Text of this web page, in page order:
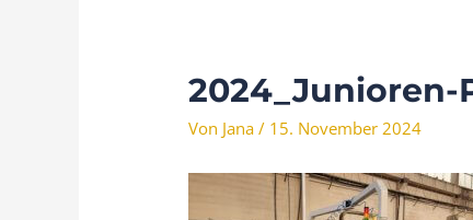
2024_Junioren-
Von Jana/ 15. November 2024